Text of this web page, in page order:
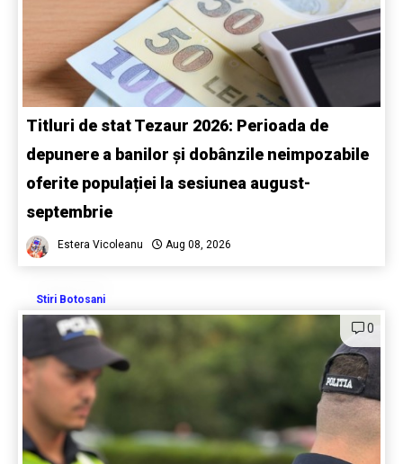
Titluri de stat Tezaur 2026: Perioada de
depunere a banilor și dobânzile neimpozabile
oferite populației la sesiunea august-
septembrie
Estera Vicoleanu Aug 08, 2026
Stiri Botosani
0